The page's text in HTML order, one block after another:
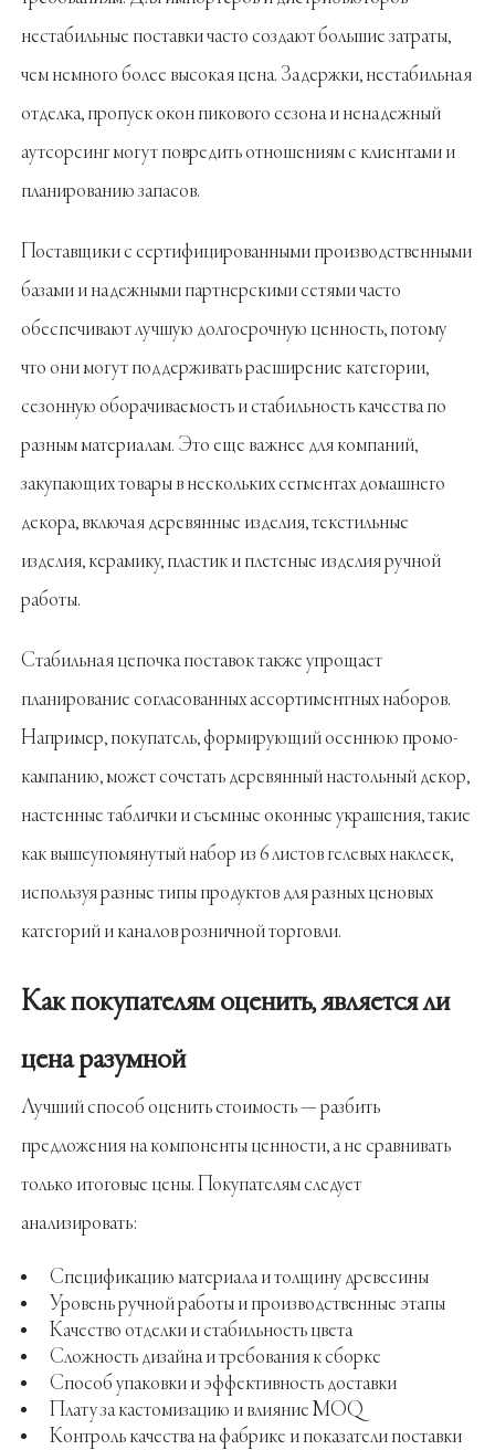
нестабильные поставки часто создают большие затраты,
чем немного более высокая цена. Задержки, нестабильная
отделка, пропуск окон пикового сезона и ненадежный
аутсорсинг могут повредить отношениям с клиентами и
планированию запасов.
Поставщики с сертифицированными производственными
базами и надежными партнерскими сетями часто
обеспечивают лучшую долгосрочную ценность, потому
что они могут поддерживать расширение категории,
сезонную оборачиваемость и стабильность качества по
разным материалам. Это еще важнее для компаний,
закупающих товары в нескольких сегментах домашнего
декора, включая деревянные изделия, текстильные
изделия, керамику, пластик и плетеные изделия ручной
работы.
Стабильная цепочка поставок также упрощает
планирование согласованных ассортиментных наборов.
Например, покупатель, формирующий осеннюю промо-
кампанию, может сочетать деревянный настольный декор,
настенные таблички и съемные оконные украшения, такие
как вышеупомянутый набор из 6 листов гелевых наклеек,
используя разные типы продуктов для разных ценовых
категорий и каналов розничной торговли.
Как покупателям оценить, является ли
цена разумной
Лучший способ оценить стоимость — разбить
предложения на компоненты ценности, а не сравнивать
только итоговые цены. Покупателям следует
анализировать:
Спецификацию материала и толщину древесины
Уровень ручной работы и производственные этапы
Качество отделки и стабильность цвета
Сложность дизайна и требования к сборке
Способ упаковки и эффективность доставки
Плату за кастомизацию и влияние MOQ
Контроль качества на фабрике и показатели поставки